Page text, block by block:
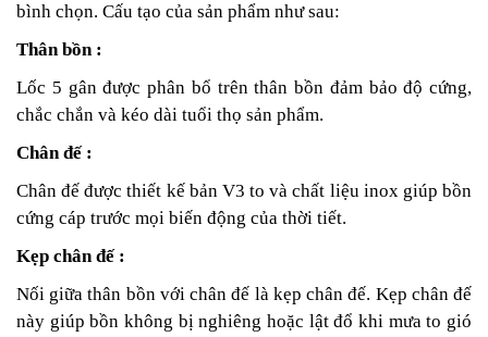
bình chọn. Cấu tạo của sản phẩm như sau:
Thân bồn :
Lốc 5 gân được phân bổ trên thân bồn đảm bảo độ cứng,
chắc chắn và kéo dài tuổi thọ sản phẩm.
Chân đế :
Chân đế được thiết kế bản V3 to và chất liệu inox giúp bồn
cứng cáp trước mọi biến động của thời tiết.
Kẹp chân đế :
Nối giữa thân bồn với chân đế là kẹp chân đế. Kẹp chân đế
này giúp bồn không bị nghiêng hoặc lật đổ khi mưa to gió